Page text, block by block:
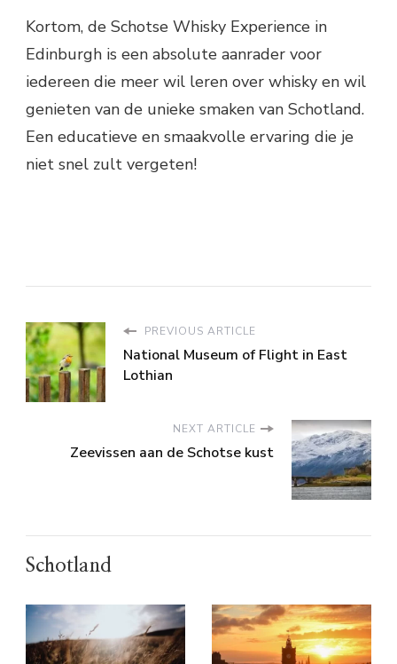
Kortom, de Schotse Whisky Experience in
Edinburgh is een absolute aanrader voor
iedereen die meer wil leren over whisky en wil
genieten van de unieke smaken van Schotland.
Een educatieve en smaakvolle ervaring die je
niet snel zult vergeten!
PREVIOUS ARTICLE
National Museum of Flight in East
Lothian
NEXT ARTICLE
Zeevissen aan de Schotse kust
Schotland